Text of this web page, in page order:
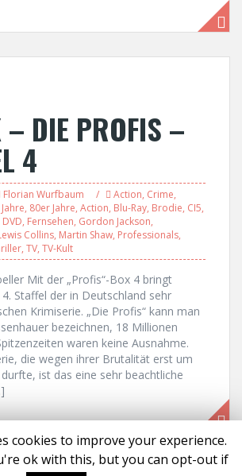
DIE PROFIS –
4
Florian Wurfbaum Action, Crime,
, 80er Jahre, Action, Blu-Ray, Brodie, CI5,
DVD, Fernsehen, Gordon Jackson,
Collins, Martin Shaw, Professionals,
, TV, TV-Kult
Mit der „Profis“-Box 4 bringt
Staffel der in Deutschland sehr
Krimiserie. „Die Profis“ kann man
bezeichnen, 18 Millionen
waren keine Ausnahme.
die wegen ihrer Brutalität erst um
ist das eine sehr beachtliche
WordPress |Theme: Solon by aThemes
cookies to improve your experience.
ok with this, but you can opt-out if